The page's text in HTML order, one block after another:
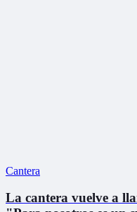
Cantera
La cantera vuelve a